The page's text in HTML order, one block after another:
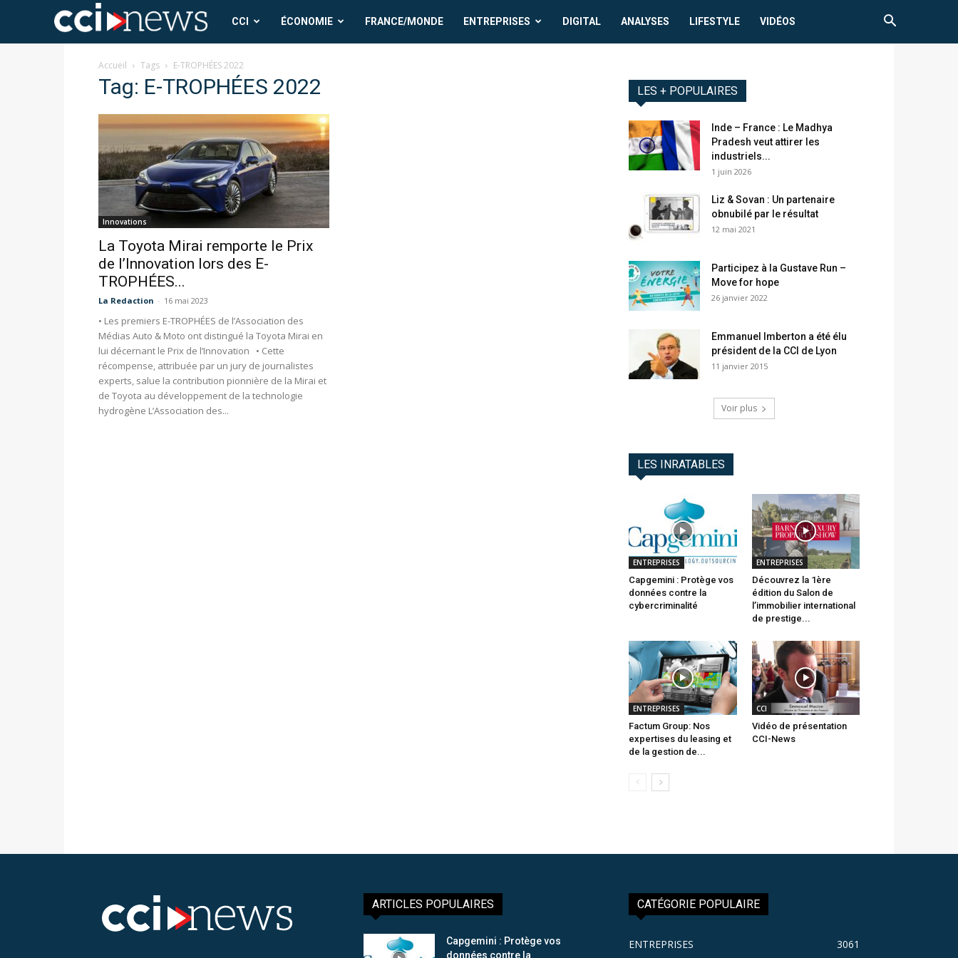
CCI
News
CCI ÉCONOMIE FRANCE/MONDE ENTREPRISES DIGITAL ANALYSES LIFESTYLE VIDÉOS
Accueil Tags E-TROPHÉES 2022
Tag: E-TROPHÉES 2022
Innovations
La Toyota Mirai remporte le Prix
de l’Innovation lors des E-
TROPHÉES...
La Redaction - 16 mai 2023
• Les premiers E-TROPHÉES de l’Association des
Médias Auto & Moto ont distingué la Toyota Mirai en
lui décernant le Prix de l’Innovation • Cette
récompense, attribuée par un jury de journalistes
experts, salue la contribution pionnière de la Mirai et
de Toyota au développement de la technologie
hydrogène L’Association des...
LES + POPULAIRES
Inde – France : Le Madhya
Pradesh veut attirer les
industriels...
1 juin 2026
Liz & Sovan : Un partenaire
obnubilé par le résultat
12 mai 2021
Participez à la Gustave Run –
Move for hope
26 janvier 2022
Emmanuel Imberton a été élu
président de la CCI de Lyon
11 janvier 2015
Voir plus
LES INRATABLES
ENTREPRISES
Capgemini : Protège vos
données contre la
cybercriminalité
ENTREPRISES
Découvrez la 1ère
édition du Salon de
l’immobilier international
de prestige...
ENTREPRISES
Factum Group: Nos
expertises du leasing et
de la gestion de...
CCI
Vidéo de présentation
CCI-News
ARTICLES POPULAIRES
Capgemini : Protège vos
données contre la
CATÉGORIE POPULAIRE
ENTREPRISES 3061